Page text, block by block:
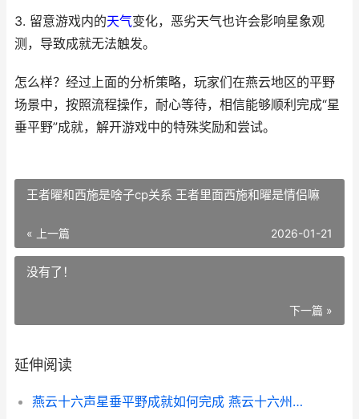
3. 留意游戏内的天气变化，恶劣天气也许会影响星象观
测，导致成就无法触发。
怎么样？经过上面的分析策略，玩家们在燕云地区的平野
场景中，按照流程操作，耐心等待，相信能够顺利完成“星
垂平野”成就，解开游戏中的特殊奖励和尝试。
王者曜和西施是啥子cp关系 王者里面西施和曜是情侣嘛
« 上一篇 2026-01-21
没有了！
下一篇 »
延伸阅读
燕云十六声星垂平野成就如何完成 燕云十六州指的是现在的哪里